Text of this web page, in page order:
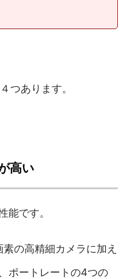
つあります。
高い
能です。
の高精細カメラに加え
ポートレートの4つの